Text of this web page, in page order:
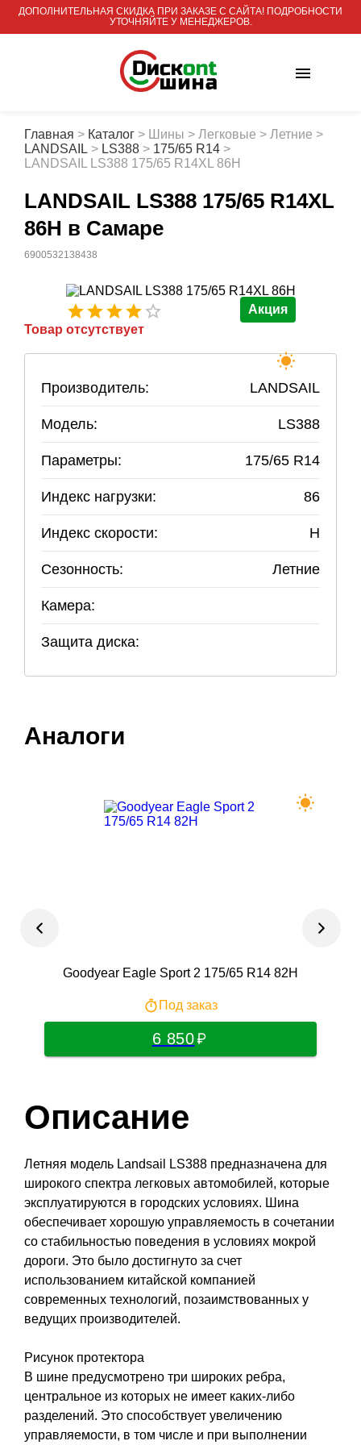
ДОПОЛНИТЕЛЬНАЯ СКИДКА ПРИ ЗАКАЗЕ С САЙТА! ПОДРОБНОСТИ
УТОЧНЯЙТЕ У МЕНЕДЖЕРОВ.
Главная > Каталог > Шины > Легковые > Летние >
LANDSAIL > LS388 > 175/65 R14 >
LANDSAIL LS388 175/65 R14XL 86H
LANDSAIL LS388 175/65 R14XL
86H в Самаре
6900532138438
Акция
Товар отсутствует
Производитель: LANDSAIL
Модель: LS388
Параметры: 175/65 R14
Индекс нагрузки: 86
Индекс скорости: H
Сезонность: Летние
Камера:
Защита диска:
Аналоги
Goodyear Eagle Sport 2 175/65 R14 82H
Под заказ
6 850
Описание
Летняя модель Landsail LS388 предназначена для
широкого спектра легковых автомобилей, которые
эксплуатируются в городских условиях. Шина
обеспечивает хорошую управляемость в сочетании
со стабильностью поведения в условиях мокрой
дороги. Это было достигнуто за счет
использованием китайской компанией
современных технологий, позаимствованных у
ведущих производителей.
Рисунок протектора
В шине предусмотрено три широких ребра,
центральное из которых не имеет каких-либо
разделений. Это способствует увеличению
управляемости, в том числе и при выполнении